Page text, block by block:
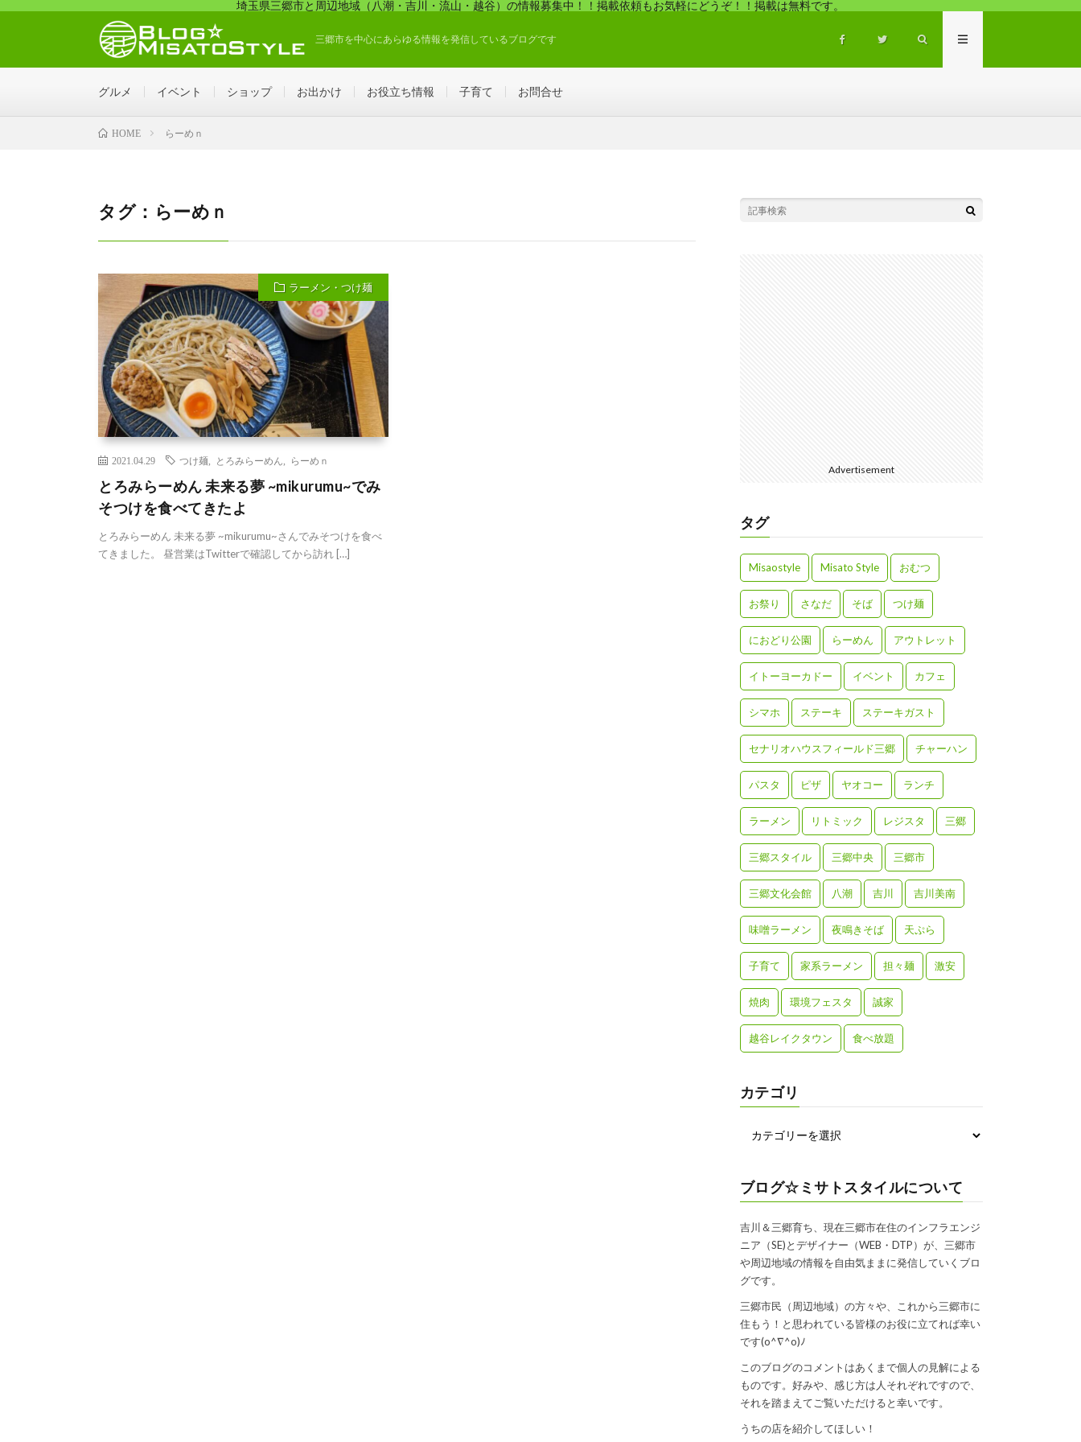
埼玉県三郷市と周辺地域（八潮・吉川・流山・越谷）の情報募集中！！掲載依頼もお気軽にどうぞ！！掲載は無料です。
三郷市を中心にあらゆる情報を発信しているブログです
グルメ イベント ショップ お出かけ お役立ち情報 子育て お問合せ
HOME らーめｎ
タグ：らーめｎ
ラーメン・つけ麺
2021.04.29 つけ麺 とろみらーめん らーめｎ
とろみらーめん 未来る夢 ~mikurumu~でみ
そつけを食べてきたよ
とろみらーめん 未来る夢 ~mikurumu~さんでみそつけを食べ
てきました。 昼営業はTwitterで確認してから訪れ […]
Advertisement
タグ
Misaostyle Misato Style おむつ
お祭り さなだ そば つけ麺
におどり公園 らーめん アウトレット
イトーヨーカドー イベント カフェ
シマホ ステーキ ステーキガスト
セナリオハウスフィールド三郷 チャーハン
パスタ ピザ ヤオコー ランチ
ラーメン リトミック レジスタ 三郷
三郷スタイル 三郷中央 三郷市
三郷文化会館 八潮 吉川 吉川美南
味噌ラーメン 夜鳴きそば 天ぷら
子育て 家系ラーメン 担々麺 激安
焼肉 環境フェスタ 誠家
越谷レイクタウン 食べ放題
カテゴリ
ブログ☆ミサトスタイルについて
吉川＆三郷育ち、現在三郷市在住のインフラエンジ
ニア（SE)とデザイナー（WEB・DTP）が、三郷市
や周辺地域の情報を自由気ままに発信していくブロ
グです。
三郷市民（周辺地域）の方々や、これから三郷市に
住もう！と思われている皆様のお役に立てれば幸い
です(o^∇^o)ﾉ
このブログのコメントはあくまで個人の見解による
ものです。好みや、感じ方は人それぞれですので、
それを踏まえてご覧いただけると幸いです。
うちの店を紹介してほしい！